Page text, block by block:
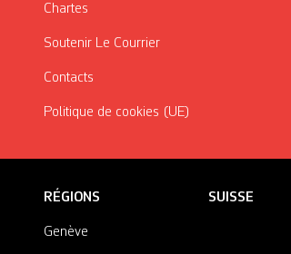
Chartes
Soutenir Le Courrier
Contacts
Politique de cookies (UE)
RÉGIONS
Genève
SUISSE